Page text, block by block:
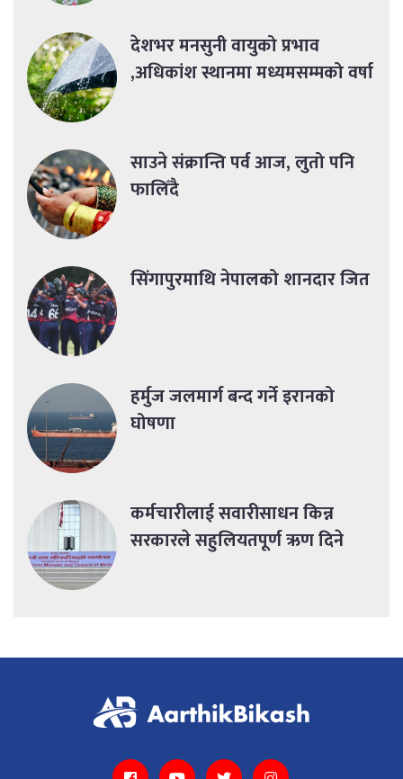
देशभर मनसुनी वायुको प्रभाव
,अधिकांश स्थानमा मध्यमसम्मको वर्षा
साउने संक्रान्ति पर्व आज, लुतो पनि
फालिँदै
सिंगापुरमाथि नेपालको शानदार जित
हर्मुज जलमार्ग बन्द गर्ने इरानको
घोषणा
कर्मचारीलाई सवारीसाधन किन्न
सरकारले सहुलियतपूर्ण ऋण दिने